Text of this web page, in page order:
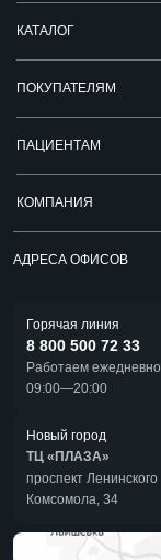
КАТАЛОГ
ПОКУПАТЕЛЯМ
ПАЦИЕНТАМ
КОМПАНИЯ
АДРЕСА ОФИСОВ
Горячая линия
8 800 500 72 33
Работаем ежедневно
09:00—20:00
Новый город
ТЦ «ПЛАЗА»
проспект Ленинского
Комсомола, 34